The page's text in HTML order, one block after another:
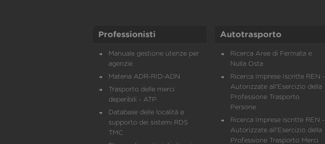
Professionisti
Manuale gestione utenze per
agenzie
Materia ADR-RID-ADN
Trasporto delle merci
deperibili - ATP
Database delle località a
supporto dei sistemi RDS
TMC
Autotrasporto
Ricerca Aree di Fermata e
Nulla Osta
Ricerca Imprese Iscritte REN -
Autorizzate all'Esercizio della
Professione Trasporto
Persone
Ricerca Imprese iscritte REN -
Autorizzate all'Esercizio della
Professione Trasporto Merci